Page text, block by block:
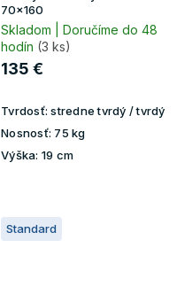
70x160
Skladom | Doručíme do 48
hodín (3 ks)
135 €
Tvrdosť: stredne tvrdý / tvrdý
Nosnosť: 75 kg
Výška: 19 cm
Standard